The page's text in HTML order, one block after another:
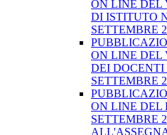
ON LINE DEL
DI ISTITUTO
SETTEMBRE
ON LINE DEL
DEI DOCENTI
SETTEMBRE
ON LINE DEL
SETTEMBRE